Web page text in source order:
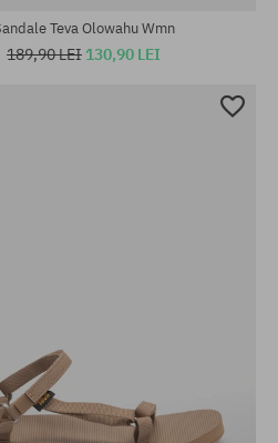
Teva Olowahu Wmn
189,90 LEI 130,90 LEI